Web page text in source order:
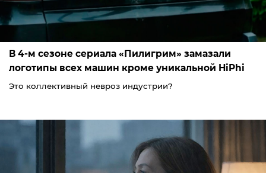
В 4-м сезоне сериала «Пилигрим» замазали
логотипы всех машин кроме уникальной HiPhi
Это коллективный невроз индустрии?